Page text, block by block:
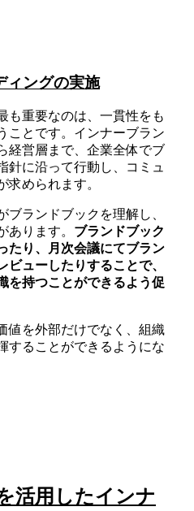
ィングの実施
も重要なのは、一貫性をも
ことです。インナーブラン
経営層まで、企業全体でブ
針に沿って行動し、コミュ
求められます。
ブランドブックを理解し、
あります。 ブランドブック
たり、月次会議にてブラン
ビューしたりすることで、
を持つことができるよう促
値を外部だけでなく、組織
することができるようにな
活用したインナ